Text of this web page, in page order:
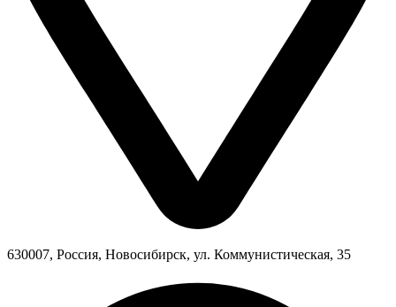
630007, Россия, Новосибирск, ул. Коммунистическая, 35